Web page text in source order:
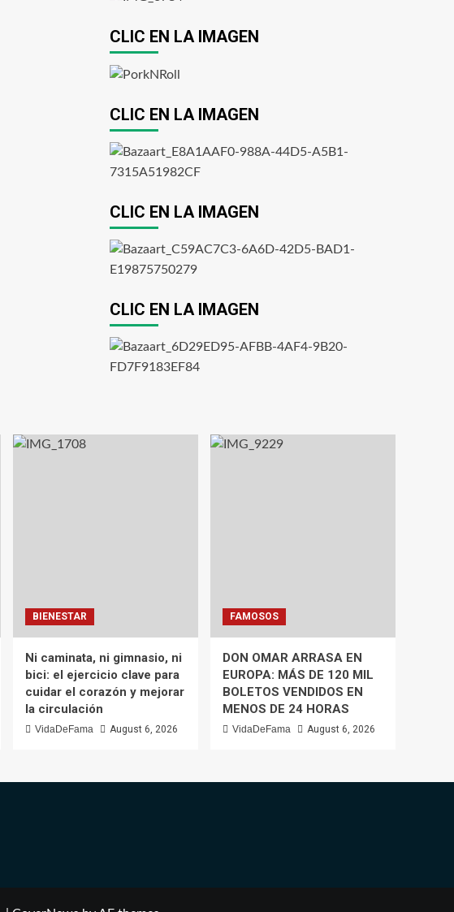
CLIC EN LA IMAGEN
CLIC EN LA IMAGEN
CLIC EN LA IMAGEN
CLIC EN LA IMAGEN
BIENESTAR
Ni caminata, ni gimnasio, ni
bici: el ejercicio clave para
cuidar el corazón y mejorar
la circulación
VidaDeFama August 6, 2026
FAMOSOS
DON OMAR ARRASA EN
EUROPA: MÁS DE 120 MIL
BOLETOS VENDIDOS EN
MENOS DE 24 HORAS
VidaDeFama August 6, 2026